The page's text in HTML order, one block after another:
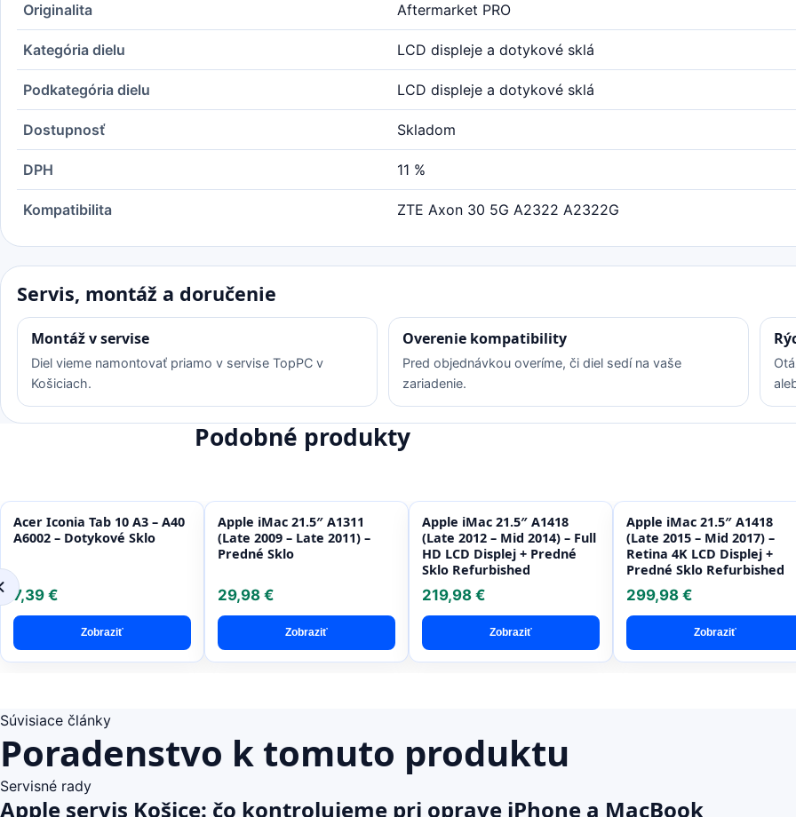
Originalita Aftermarket PRO
Kategória dielu LCD displeje a dotykové sklá
Podkategória dielu LCD displeje a dotykové sklá
Dostupnosť Skladom
DPH 11 %
Kompatibilita ZTE Axon 30 5G A2322 A2322G
Servis, montáž a doručenie
Montáž v servise
Diel vieme namontovať priamo v servise TopPC v
Košiciach.
Overenie kompatibility
Pred objednávkou overíme, či diel sedí na vaše
zariadenie.
Podobné produkty
Acer Iconia Tab 10 A3 – A40
A6002 – Dotykové Sklo
7,39 €
Zobraziť
Apple iMac 21.5″ A1311
(Late 2009 – Late 2011) –
Predné Sklo
29,98 €
Zobraziť
Apple iMac 21.5″ A1418
(Late 2012 – Mid 2014) – Full
HD LCD Displej + Predné
Sklo Refurbished
219,98 €
Zobraziť
Apple iMac 21.5″ A1418
(Late 2015 – Mid 2017) –
Retina 4K LCD Displej +
Predné Sklo Refurbished
299,98 €
Zobraziť
Súvisiace články
Poradenstvo k tomuto produktu
Servisné rady
Apple servis Košice: čo kontrolujeme pri oprave iPhone a MacBook